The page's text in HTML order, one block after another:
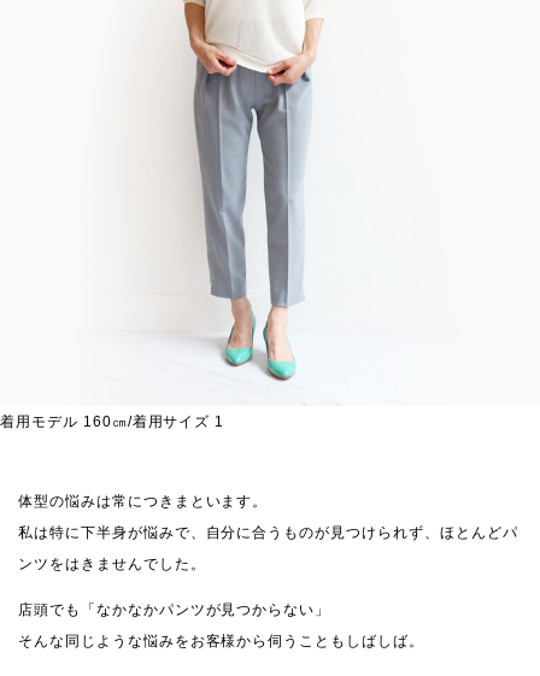
着用モデル 160㎝/着用サイズ 1
体型の悩みは常につきまといます。
私は特に下半身が悩みで、自分に合うものが見つけられず、ほとんどパ
ンツをはきませんでした。
店頭でも「なかなかパンツが見つからない」
そんな同じような悩みをお客様から伺うこともしばしば。